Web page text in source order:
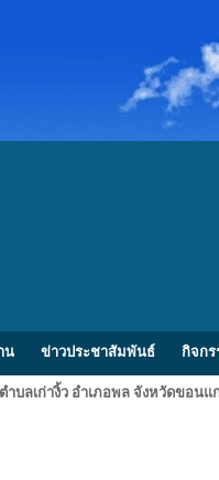
น ข่าวประชาสัมพันธ์ กิจกร
บลเก่างิ้ว อำเภอพล จังหวัดขอน